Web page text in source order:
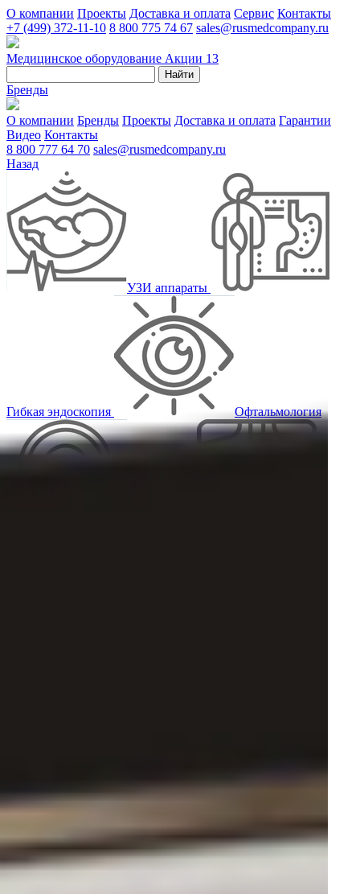
О компании Проекты Доставка и оплата Сервис Контакты
+7 (499) 372-11-10 8 800 775 74 67 sales@rusmedcompany.ru
Медицинское оборудование Акции 13
Найти
Бренды
О компании Бренды Проекты Доставка и оплата Гарантии
Видео Контакты
8 800 777 64 70 sales@rusmedcompany.ru
Назад
УЗИ аппараты
Гибкая эндоскопия Офтальмология
Функциональная диагностика